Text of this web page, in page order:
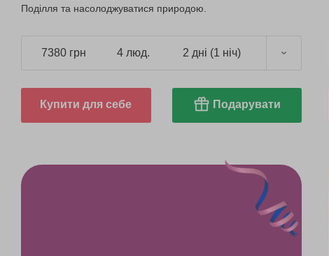
Поділля та насолоджуватися природою.
7380 грн 4 люд. 2 дні (1 ніч)
Купити для себе Подарувати